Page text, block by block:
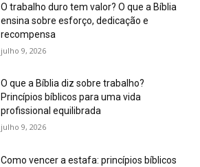
O trabalho duro tem valor? O que a Bíblia
ensina sobre esforço, dedicação e
recompensa
julho 9, 2026
O que a Bíblia diz sobre trabalho?
Princípios bíblicos para uma vida
profissional equilibrada
julho 9, 2026
Como vencer a estafa: princípios bíblicos